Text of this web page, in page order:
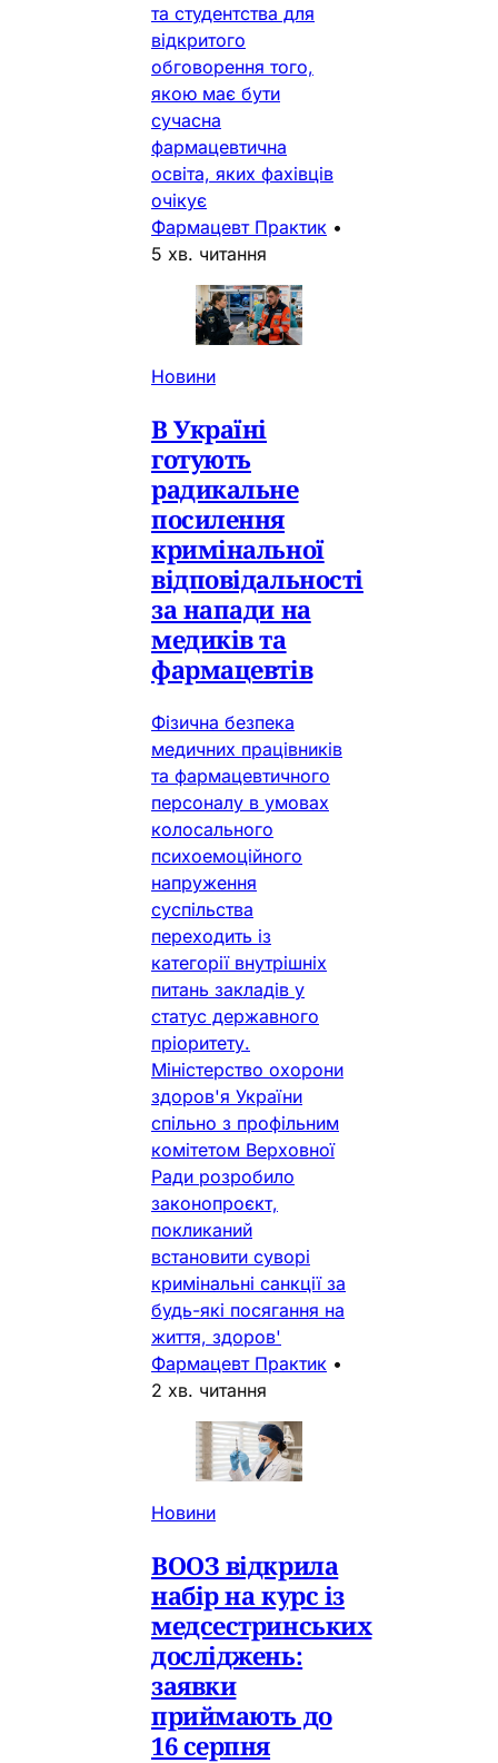
та студентства для
відкритого
обговорення того,
якою має бути
сучасна
фармацевтична
освіта, яких фахівців
очікує
Фармацевт Практик •
5 хв. читання
Новини
В Україні
готують
радикальне
посилення
кримінальної
відповідальності
за напади на
медиків та
фармацевтів
Фізична безпека
медичних працівників
та фармацевтичного
персоналу в умовах
колосального
психоемоційного
напруження
суспільства
переходить із
категорії внутрішніх
питань закладів у
статус державного
пріоритету.
Міністерство охорони
здоров'я України
спільно з профільним
комітетом Верховної
Ради розробило
законопроєкт,
покликаний
встановити суворі
кримінальні санкції за
будь-які посягання на
життя, здоров'
Фармацевт Практик •
2 хв. читання
Новини
ВООЗ відкрила
набір на курс із
медсестринських
досліджень:
заявки
приймають до
16 серпня